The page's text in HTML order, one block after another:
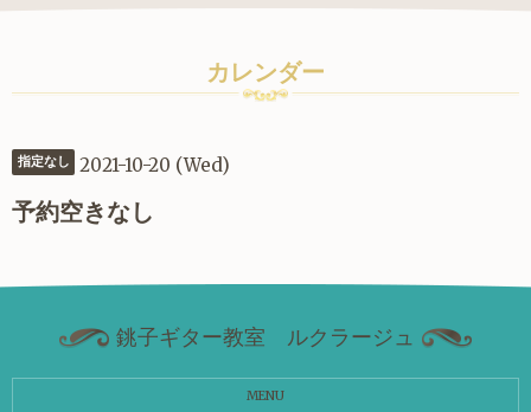
カレンダー
指定なし 2021-10-20 (Wed)
予約空きなし
銚子ギター教室 ルクラージュ
MENU